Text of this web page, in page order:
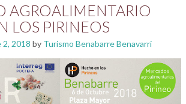
AGROALIMENTARIO
LOS PIRINEOS
2018 by Turismo Benabarre Benavarri